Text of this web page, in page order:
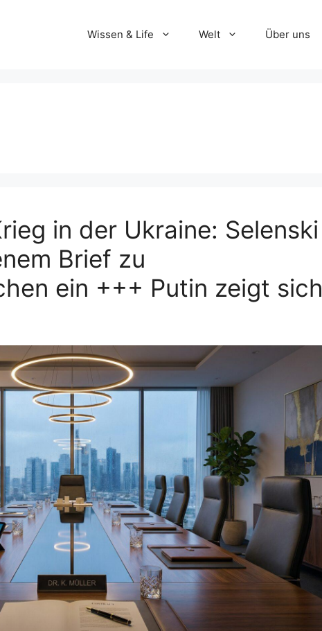
Wissen & Life Welt Über uns
in der Ukraine: Selenski
Brief zu
ein +++ Putin zeigt sich